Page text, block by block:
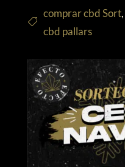
comprar cbd Sort,
cbd pallars